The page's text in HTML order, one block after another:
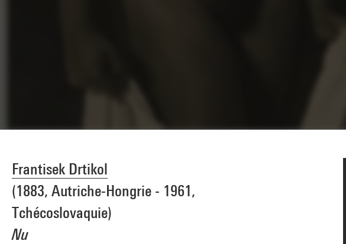
Frantisek Drtikol
(1883, Autriche-Hongrie - 1961,
Tchécoslovaquie)
Nu